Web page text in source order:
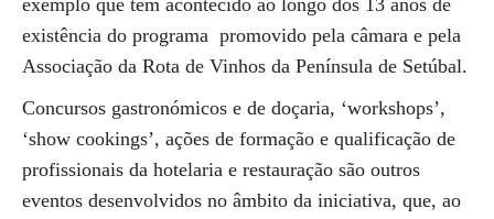
exemplo que tem acontecido ao longo dos 13 anos de
existência do programa promovido pela câmara e pela
Associação da Rota de Vinhos da Península de Setúbal.
Concursos gastronómicos e de doçaria, ‘workshops’,
‘show cookings’, ações de formação e qualificação de
profissionais da hotelaria e restauração são outros
eventos desenvolvidos no âmbito da iniciativa, que, ao